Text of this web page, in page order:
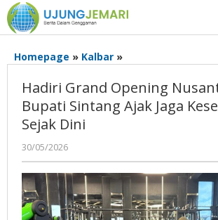
Lewati
ke
konten
Homepage » Kalbar »Hadiri
Opening
Nusantara
Gym,
Ajak
Jaga
Kesehatan
Sejak
Hadiri Grand Opening
Bupati Sintang Ajak Jaga
Sejak Dini
30/05/2026
Admin
Ujung
Jemari